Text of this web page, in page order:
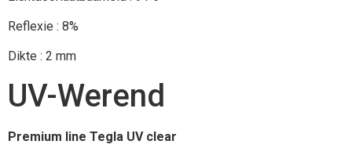
Reflexie : 8%
Dikte : 2 mm
UV-Werend
Premium line Tegla UV clear